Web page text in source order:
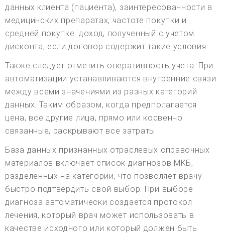
данных клиента (пациента), заинтересованности в
медицинских препаратах, частоте покупки и
средней покупке. доход, полученный с учетом
дисконта, если договор содержит такие условия.
Также следует отметить оперативность учета. При
автоматизации устанавливаются внутренние связи
между всеми значениями из разных категорий
данных. Таким образом, когда предполагается
цена, все другие лица, прямо или косвенно
связанные, раскрывают все затраты.
База данных признанных отраслевых справочных
материалов включает список диагнозов МКБ,
разделенных на категории, что позволяет врачу
быстро подтвердить свой выбор. При выборе
диагноза автоматически создается протокол
лечения, который врач может использовать в
качестве исходного или который должен быть